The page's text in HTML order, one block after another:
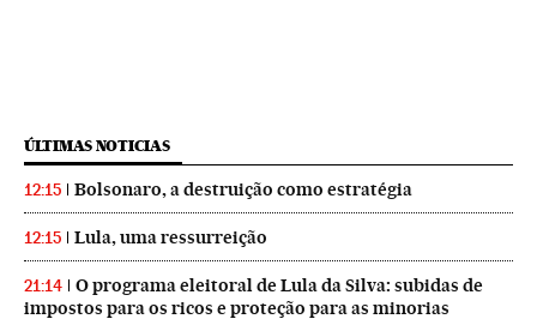
ÚLTIMAS NOTICIAS
12:15 Bolsonaro, a destruição como estratégia
12:15 Lula, uma ressurreição
21:14
O programa eleitoral de Lula da Silva: subidas de
impostos para os ricos e proteção para as minorias